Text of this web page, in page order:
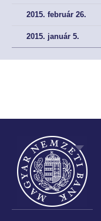
2015. február 26.
2015. január 5.